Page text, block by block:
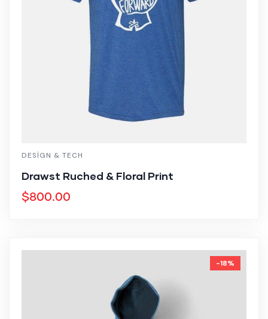
DESIGN & TECH
Drawst Ruched & Floral Print
$800.00
-18%